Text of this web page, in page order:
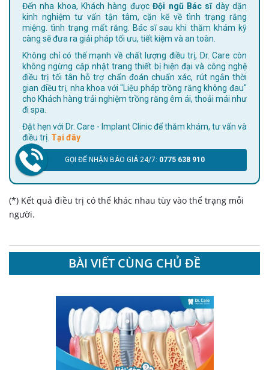
Đến nha khoa, Khách hàng đượcĐội ngũ Bác sĩdày dặn
kinh nghiệm tư vấn tận tâm, cặn kẽ về tình trạng răng
miệng. tình trạng mất răng. Bác sĩ sau khi thăm khám kỹ
càng sẽ đưa ra giải pháp tối ưu, tiết kiệm và an toàn.
Không chỉ có thế mạnh về chất lượng điều trị, Dr. Care còn
không ngừng cập nhật trang thiết bị hiện đại và công nghệ
điều trị tối tân hỗ trợ chẩn đoán chuẩn xác, rút ngắn thời
gian điều trị, nha khoa với "Liệu pháp trồng răng không đau"
cho Khách hàng trải nghiệm trồng răng êm ái, thoải mái như
đi spa.
Đặt hẹn với Dr. Care - Implant Clinic để thăm khám, tư vấn và
điều trị. Tại đây
GỌI ĐỂ NHẬN BÁO GIÁ 24/7: 0775 638 910
(*) Kết quả điều trị có thể khác nhau tùy vào thể trạng mỗi
người.
BÀI VIẾT CÙNG CHỦ ĐỀ